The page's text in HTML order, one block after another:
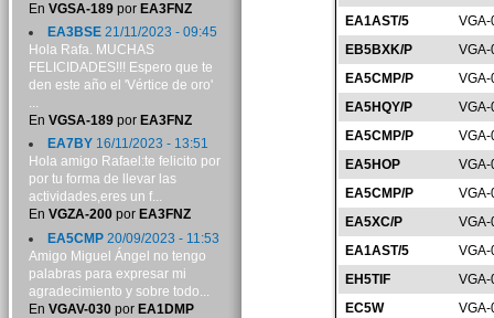
EA1AST/5
VGA-
EB5BXK/P
EA5CMP/P
EA5HQY/P
EA5CMP/P
EA5HOP
EA5CMP/P
EA5XC/P
EA1AST/5
EH5TIF
EC5W
En VGSA-189por EA3FNZ
EA3BSE21/11/2023 - 09:45
Hola Rafa. MUCHAS
FELICIDADES!!! Espero que te
den este año el 'Vértice de oro'
...
En VGSA-189por EA3FNZ
EA7BY16/11/2023 - 13:51
Hola amigo Rafael:te felicito por
por tu forma de llevar las
actividades,eres un f...
En VGZA-200por EA3FNZ
EA5CMP20/09/2023 - 11:53
Amigo Miguel Ángel no tengo
palabras para expresar mi
agradecimiento y sobre todo...
En VGAV-030por EA1DMP